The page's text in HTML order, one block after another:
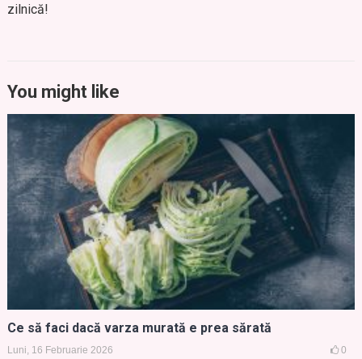
zilnică!
You might like
Ce să faci dacă varza murată e prea sărată
Luni, 16 Februarie 2026 0